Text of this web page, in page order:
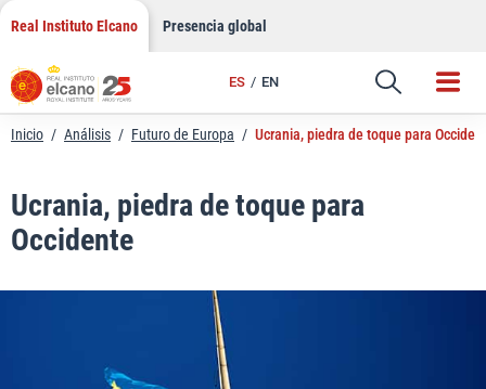
Saltar
contenido
Real Instituto Elcano Presencia global
ES EN
Enlace
Inicio / Análisis / Futuro de Europa / Ucrania, piedra de toque para
Ucrania, piedra de toque para
Occidente